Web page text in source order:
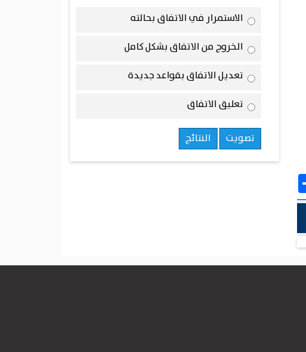
الاستمرار في الاتفاق بحالته
الخروج من الاتفاق بشكل كامل
تعديل الاتفاق بقواعد جديدة
تعليق الاتفاق
تصويت النتائج